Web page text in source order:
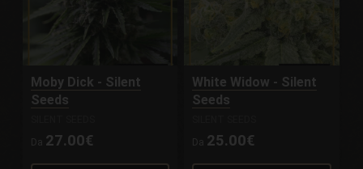
Moby Dick - Silent
Seeds
27.00€
White Widow - Silent
Seeds
25.00€